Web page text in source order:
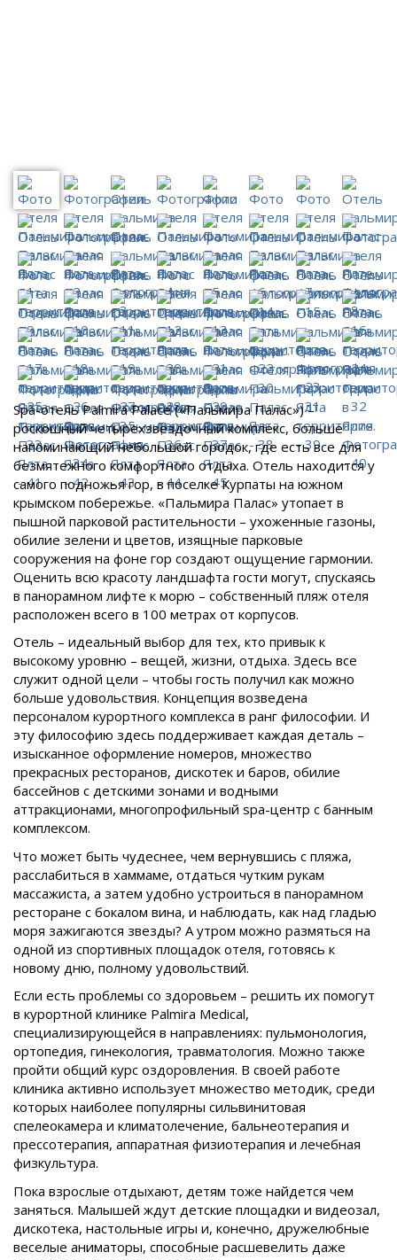
Spa-отель Palmira Palace («Пальмира Палас») –
роскошный четырехзвездочный комплекс, больше
напоминающий небольшой городок, где есть все для
безмятежного комфортного отдыха. Отель находится у
самого подножья гор, в поселке Курпаты на южном
крымском побережье. «Пальмира Палас» утопает в
пышной парковой растительности – ухоженные газоны,
обилие зелени и цветов, изящные парковые
сооружения на фоне гор создают ощущение гармонии.
Оценить всю красоту ландшафта гости могут, спускаясь
в панорамном лифте к морю – собственный пляж отеля
расположен всего в 100 метрах от корпусов.
Отель – идеальный выбор для тех, кто привык к
высокому уровню – вещей, жизни, отдыха. Здесь все
служит одной цели – чтобы гость получил как можно
больше удовольствия. Концепция возведена
персоналом курортного комплекса в ранг философии. И
эту философию здесь поддерживает каждая деталь –
изысканное оформление номеров, множество
прекрасных ресторанов, дискотек и баров, обилие
бассейнов с детскими зонами и водными
аттракционами, многопрофильный spa-центр с банным
комплексом.
Что может быть чудеснее, чем вернувшись с пляжа,
расслабиться в хаммаме, отдаться чутким рукам
массажиста, а затем удобно устроиться в панорамном
ресторане с бокалом вина, и наблюдать, как над гладью
моря зажигаются звезды? А утром можно размяться на
одной из спортивных площадок отеля, готовясь к
новому дню, полному удовольствий.
Если есть проблемы со здоровьем – решить их помогут
в курортной клинике Palmira Medical,
специализирующейся в направлениях: пульмонология,
ортопедия, гинекология, травматология. Можно также
пройти общий курс оздоровления. В своей работе
клиника активно использует множество методик, среди
которых наиболее популярны сильвинитовая
спелеокамера и климатолечение, бальнеотерапия и
прессотерапия, аппаратная физиотерапия и лечебная
физкультура.
Пока взрослые отдыхают, детям тоже найдется чем
заняться. Малышей ждут детские площадки и видеозал,
дискотека, настольные игры и, конечно, дружелюбные
веселые аниматоры, способные расшевелить даже